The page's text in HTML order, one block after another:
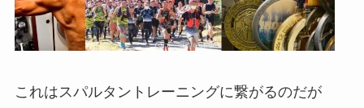
これはスパルタントレーニングに繋がるのだが